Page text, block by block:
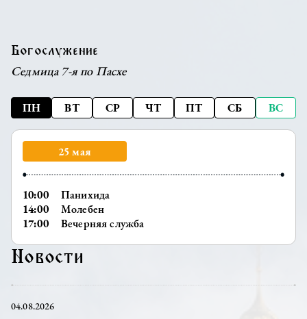
Новости
04.08.2026
Богослужение
Седмица 7-я по Пасхе
ПН ВТ СР ЧТ ПТ СБ ВС
25 мая
10:00
Панихида
14:00
Молебен
17:00
Вечерняя служба